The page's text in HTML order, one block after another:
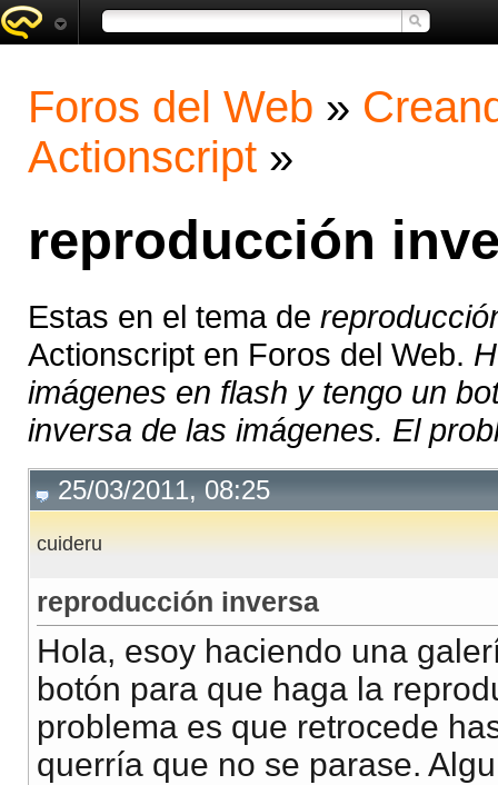
Foros del Web »
Actionscript »
reproducción
Estas en el tema de
Actionscript en Foros del Web.
imágenes en flash y tengo un
inversa de las imágenes. El
25/03/2011, 08:25
cuideru
reproducción inversa
Hola, esoy haciendo una
botón para que haga la
problema es que retrocede
querría que no se parase.